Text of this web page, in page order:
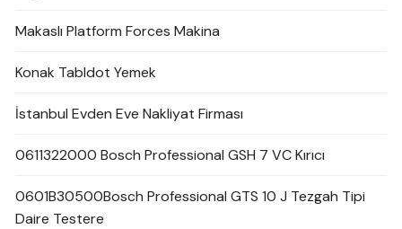
Makaslı Platform Forces Makina
Konak Tabldot Yemek
İstanbul Evden Eve Nakliyat Firması
0611322000 Bosch Professional GSH 7 VC Kırıcı
0601B30500Bosch Professional GTS 10 J Tezgah Tipi
Daire Testere